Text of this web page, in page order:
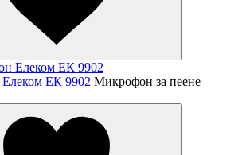
ЕК 9902 Микрофон за пеене